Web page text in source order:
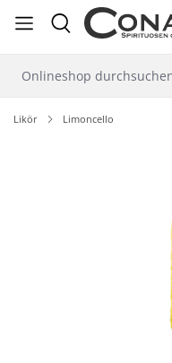
springen
Likör Limoncello